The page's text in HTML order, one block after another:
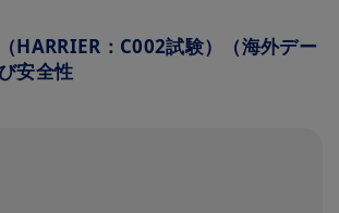
HARRIER：C002試験）（海外デー
安全性